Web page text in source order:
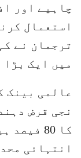
چاہیے اور
استعمال
ترجمان نے
میں ایک بڑا
عالمی بینک
نجی قرض
کا 80
انتہائی